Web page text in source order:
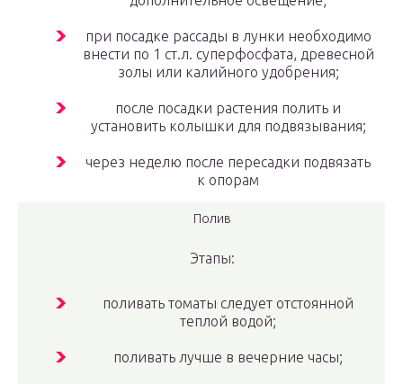
при посадке рассады в лунки необходимо
внести по 1 ст.л. суперфосфата, древесной
золы или калийного удобрения;
после посадки растения полить и
установить колышки для подвязывания;
через неделю после пересадки подвязать
к опорам
Полив
Этапы:
поливать томаты следует отстоянной
теплой водой;
поливать лучше в вечерние часы;